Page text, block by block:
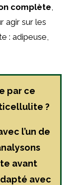
complète
agir sur les
: adipeuse,
par ce
?
l’un de
avant
avec